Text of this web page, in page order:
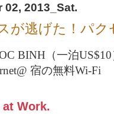
02, 2013_Sat.
が逃げた！パ
BINH（一泊US$10
宿の無料Wi-Fi
at Work.